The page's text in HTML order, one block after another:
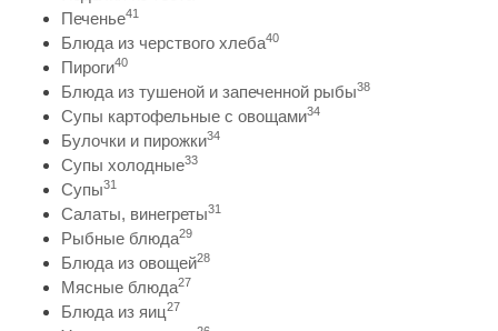
Печенье41
Блюда из черствого хлеба40
Пироги40
Блюда из тушеной и запеченной рыбы38
Супы картофельные с овощами34
Булочки и пирожки34
Супы холодные33
Супы31
Салаты, винегреты31
Рыбные блюда29
Блюда из овощей28
Мясные блюда27
Блюда из яиц27